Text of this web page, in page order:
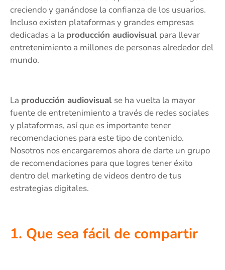
creciendo y ganándose la confianza de los usuarios.
Incluso existen plataformas y grandes empresas
dedicadas a la producción audiovisual para llevar
entretenimiento a millones de personas alrededor del
mundo.
La producción audiovisual se ha vuelta la mayor
fuente de entretenimiento a través de redes sociales
y plataformas, así que es importante tener
recomendaciones para este tipo de contenido.
Nosotros nos encargaremos ahora de darte un grupo
de recomendaciones para que logres tener éxito
dentro del marketing de videos dentro de tus
estrategias digitales.
1. Que sea fácil de compartir